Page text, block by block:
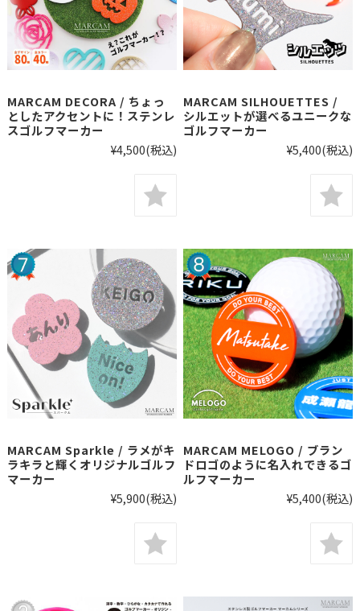
MARCAM DECORA / ちょっ
としたアクセントに！ステンレ
スゴルフマーカー
¥4,500(税込)
MARCAM SILHOUETTES /
シルエットが選べるユニークな
ゴルフマーカー
¥5,400(税込)
MARCAM Sparkle / ラメがキ
ラキラと輝くオリジナルゴルフ
マーカー
¥5,900(税込)
MARCAM MELOGO / ブラン
ドロゴのように名入れできるゴ
ルフマーカー
¥5,400(税込)